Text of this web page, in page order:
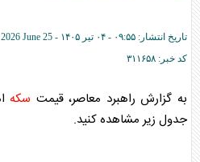
تاریخ انتشار: ۰۹:۵۵ - ۰۴ تير ۱۴۰۵ -
2026 June 25
کد خبر: ۳۱۱۶۵۸
به گزارش راهبرد معاصر، قیمت سکه
جدول زیر مشاهده کنید.